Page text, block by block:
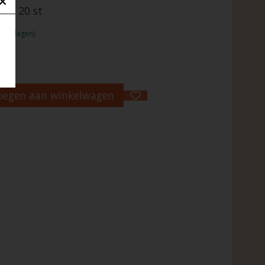
20 st
2 dagen)
aan winkelwagen